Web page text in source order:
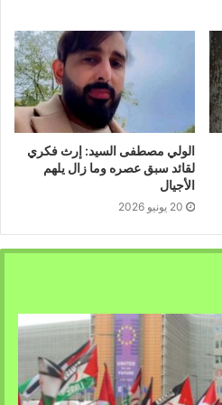
الولي مصطفى السيد: إرث فكري
لقائد سبق عصره وما زال يلهم
الأجيال
20 يونيو 2026